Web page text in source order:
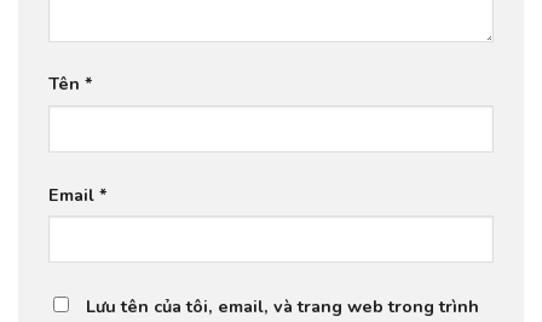
Tên *
Email *
Lưu tên của tôi, email, và trang web trong trình